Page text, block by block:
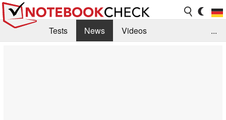
Tests News
Videos
...